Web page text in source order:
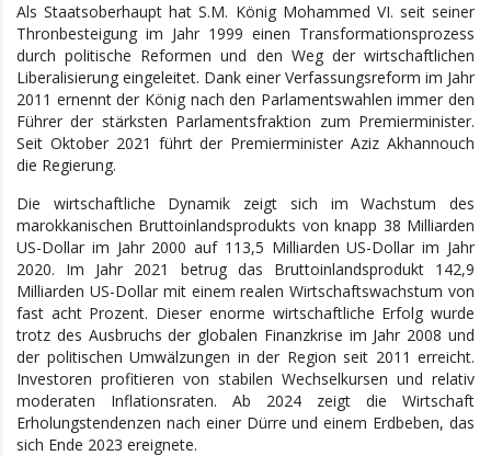
Als Staatsoberhaupt hat S.M. König Mohammed VI. seit seiner
Thronbesteigung im Jahr 1999 einen Transformationsprozess
durch politische Reformen und den Weg der wirtschaftlichen
Liberalisierung eingeleitet. Dank einer Verfassungsreform im Jahr
2011 ernennt der König nach den Parlamentswahlen immer den
Führer der stärksten Parlamentsfraktion zum Premierminister.
Seit Oktober 2021 führt der Premierminister Aziz Akhannouch
die Regierung.
Die wirtschaftliche Dynamik zeigt sich im Wachstum des
marokkanischen Bruttoinlandsprodukts von knapp 38 Milliarden
US-Dollar im Jahr 2000 auf 113,5 Milliarden US-Dollar im Jahr
2020. Im Jahr 2021 betrug das Bruttoinlandsprodukt 142,9
Milliarden US-Dollar mit einem realen Wirtschaftswachstum von
fast acht Prozent. Dieser enorme wirtschaftliche Erfolg wurde
trotz des Ausbruchs der globalen Finanzkrise im Jahr 2008 und
der politischen Umwälzungen in der Region seit 2011 erreicht.
Investoren profitieren von stabilen Wechselkursen und relativ
moderaten Inflationsraten. Ab 2024 zeigt die Wirtschaft
Erholungstendenzen nach einer Dürre und einem Erdbeben, das
sich Ende 2023 ereignete.